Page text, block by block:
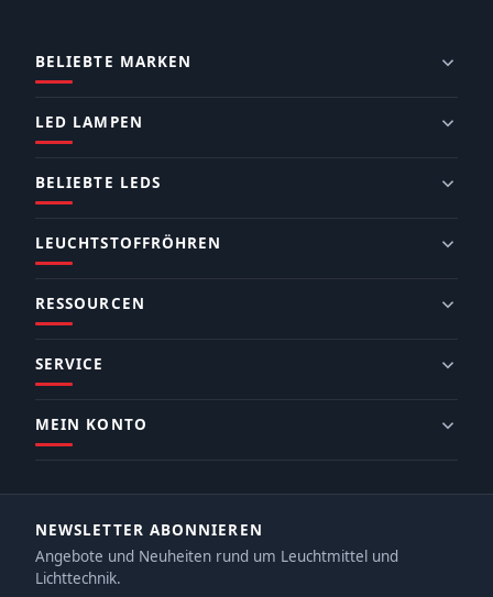
BELIEBTE MARKEN
LED LAMPEN
BELIEBTE LEDS
LEUCHTSTOFFRÖHREN
RESSOURCEN
SERVICE
MEIN KONTO
NEWSLETTER ABONNIEREN
Angebote und Neuheiten rund um Leuchtmittel und
Lichttechnik.